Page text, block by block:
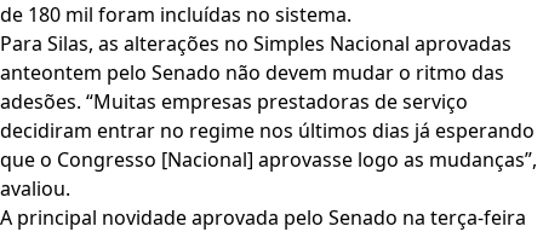
de 180 mil foram incluídas no sistema.
Para Silas, as alterações no Simples Nacional aprovadas
anteontem pelo Senado não devem mudar o ritmo das
adesões. “Muitas empresas prestadoras de serviço
decidiram entrar no regime nos últimos dias já esperando
que o Congresso [Nacional] aprovasse logo as mudanças”,
avaliou.
A principal novidade aprovada pelo Senado na terça-feira